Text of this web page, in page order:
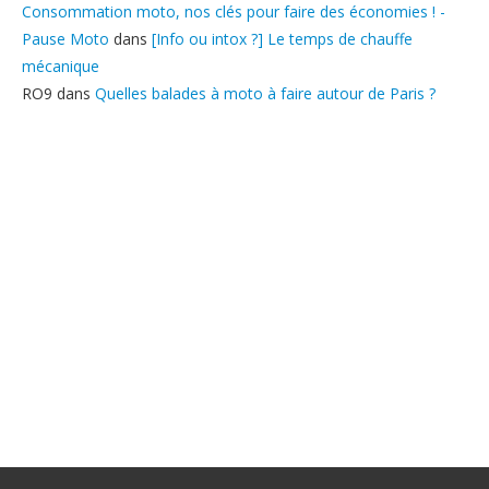
Consommation moto, nos clés pour faire des économies ! -
Pause Moto dans [Info ou intox ?] Le temps de chauffe
mécanique
RO9 dans Quelles balades à moto à faire autour de Paris ?